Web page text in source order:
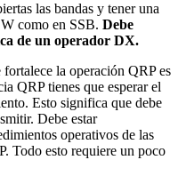
las bandas y tener una
como en SSB. Debe
de un operador DX.
la operación QRP es
QRP tienes que esperar el
Esto significa que debe
Debe estar
operativos de las
Todo esto requiere un poco